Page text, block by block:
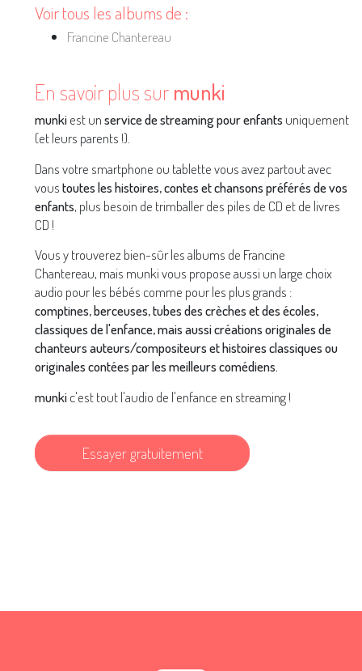
Voir tous les albums de :
Francine Chantereau
En savoir plus sur munki
munkiest unservice de streaming pour enfants uniquement
(et leurs parents !).
Dans votre smartphone ou tablette vous avez partout avec
voustoutes les histoires, contes et chansons préférés de vos
enfants, plus besoin de trimballer des piles de CD et de livres
CD !
Vous y trouverez bien-sûr les albums de Francine
Chantereau, mais munki vous propose aussi un large choix
audio pour les bébés comme pour les plus grands :
comptines, berceuses, tubes des crèches et des écoles,
classiques de l'enfance, mais aussi créations originales de
chanteurs auteurs/compositeurs et histoires classiques ou
originales contées par les meilleurs comédiens.
munkic'est tout l'audio de l'enfance en streaming !
Essayer gratuitement